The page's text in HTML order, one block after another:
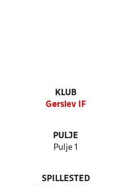
KLUB
Gørslev IF
PULJE
Pulje 1
SPILLESTED